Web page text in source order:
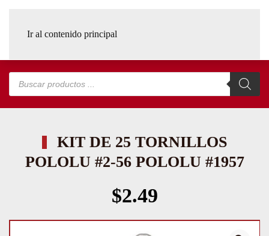
Ir al contenido principal
Búsqueda
productos
KIT DE 25 TORNILLOS
POLOLU #2-56 POLOLU #1957
$2.49